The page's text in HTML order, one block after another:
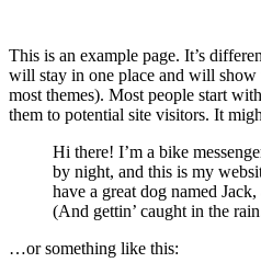
This is an example page. It’s
will stay in one place and will
most themes). Most people start
them to potential site visitors. It
Hi there! I’m a bike
by night, and this is my
have a great dog named
(And gettin’ caught in the
…or something like this: